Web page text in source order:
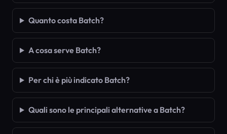
Quanto costa Batch?
A cosa serve Batch?
Per chi è più indicato Batch?
Quali sono le principali alternative a Batch?